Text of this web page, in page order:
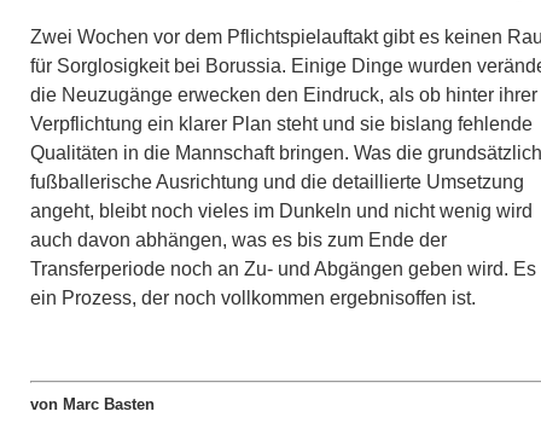
Zwei Wochen vor dem Pflichtspielauftakt gibt es keinen
für Sorglosigkeit bei Borussia. Einige Dinge wurden
die Neuzugänge erwecken den Eindruck, als ob hinter ihrer
Verpflichtung ein klarer Plan steht und sie bislang fehlende
Qualitäten in die Mannschaft bringen. Was die
fußballerische Ausrichtung und die detaillierte Umsetzung
angeht, bleibt noch vieles im Dunkeln und nicht wenig wird
auch davon abhängen, was es bis zum Ende der
Transferperiode noch an Zu- und Abgängen geben wird. Es
ein Prozess, der noch vollkommen ergebnisoffen ist.
von Marc Basten